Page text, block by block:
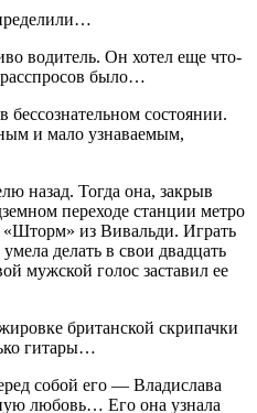
водитель. Он хотел еще что-
расспросов было…
состоянии.
и мало узнаваемым,
назад. Тогда она, закрыв
переходе станции метро
из Вивальди. Играть
делать в свои двадцать
мужской голос заставил ее
британской скрипачки
гитары…
собой его — Владислава
любовь… Его она узнала